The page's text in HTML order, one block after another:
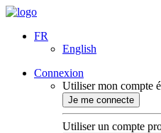
FR
English
Connexion
Utiliser mon compte
Je me connecte
Utiliser un compte